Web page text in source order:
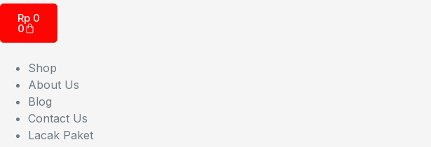
Rp 0
0
Shop
About Us
Blog
Contact Us
Lacak Paket